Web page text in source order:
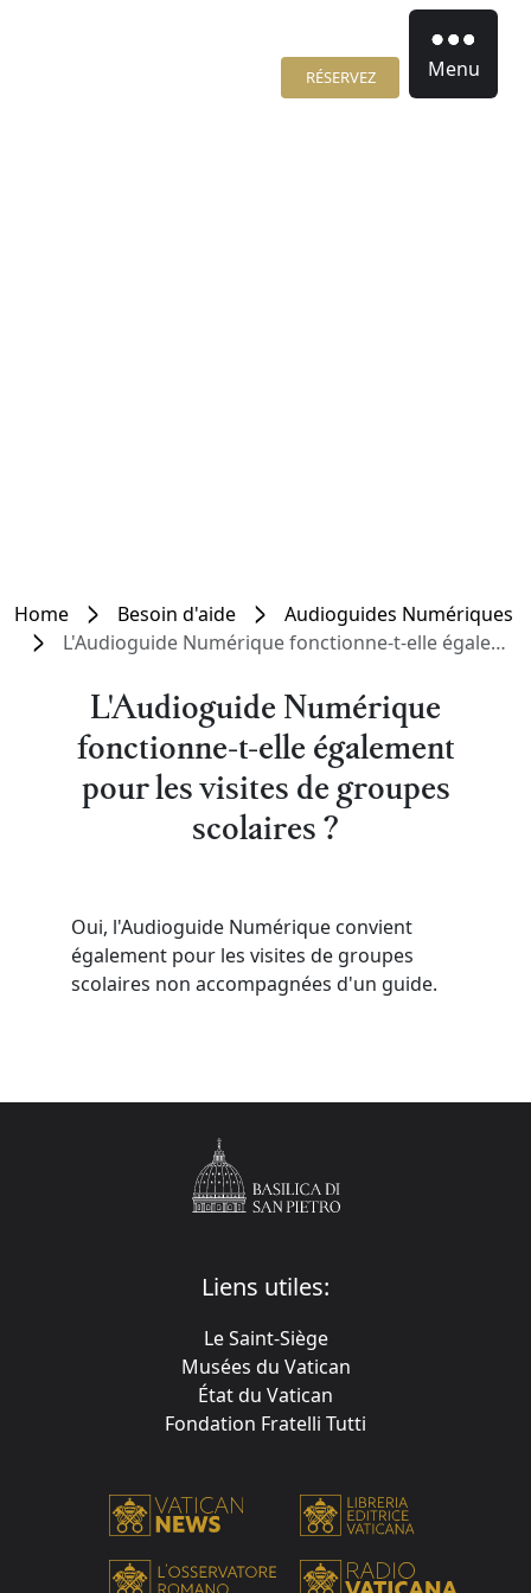
RÉSERVEZ Menu
Home Besoin d'aide
Audioguides Numériques
L'Audioguide Numérique fonctionne-t-elle également pour les visites de groupes scolaires ?
L'Audioguide Numérique
fonctionne-t-elle également
pour les visites de groupes
scolaires ?
Oui, l'Audioguide Numérique convient
également pour les visites de groupes
scolaires non accompagnées d'un guide.
Liens utiles:
Le Saint-Siège
Musées du Vatican
État du Vatican
Fondation Fratelli Tutti